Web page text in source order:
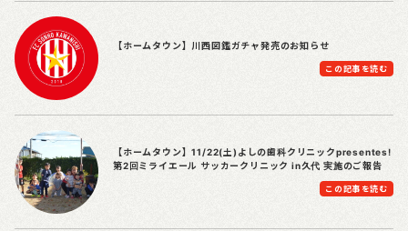
【ホームタウン】川西図鑑ガチャ発売のお知らせ
この記事を読む
【ホームタウン】11/22(土)よしの歯科クリニックpresentes!
第2回ミライエール サッカークリニック in久代 実施のご報告
この記事を読む